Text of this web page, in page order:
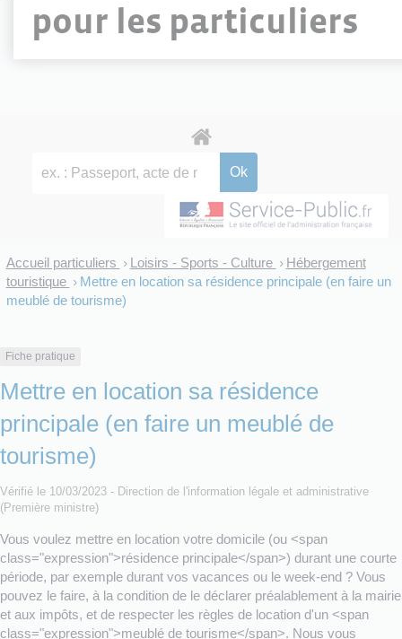
pour les particuliers
Accueil particuliers > Loisirs - Sports - Culture > Hébergement
touristique > Mettre en location sa résidence principale (en faire un
meublé de tourisme)
Fiche pratique
Mettre en location sa résidence
principale (en faire un meublé de
tourisme)
Vérifié le 10/03/2023 - Direction de l'information légale et administrative
(Première ministre)
Vous voulez mettre en location votre domicile (ou <span
class="expression">résidence principale</span>) durant une courte
période, par exemple durant vos vacances ou le week-end ? Vous
pouvez le faire, à la condition de le déclarer préalablement à la mairie
et aux impôts, et de respecter les règles de location d'un <span
class="expression">meublé de tourisme</span>. Nous vous